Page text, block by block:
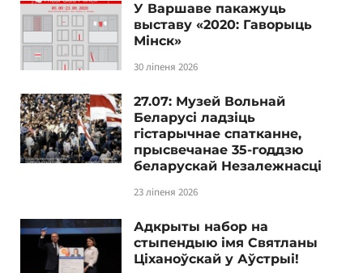
У Варшаве пакажуць
выставу «2020: Гаворыць
Мінск»
30 ліпеня 2026
27.07: Музей Вольнай
Беларусі ладзіць
гістарычнае спатканне,
прысвечанае 35-годдзю
беларускай Незалежнасці
23 ліпеня 2026
Адкрыты набор на
стыпендыю імя Святланы
Ціханоўскай у Аўстрыі!